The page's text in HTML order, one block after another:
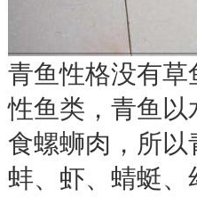
青鱼性格没有
性鱼类，青鱼
食螺蛳肉，所
蚌、虾、蜻蜓